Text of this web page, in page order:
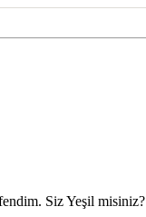
Siz Yeşil misiniz?